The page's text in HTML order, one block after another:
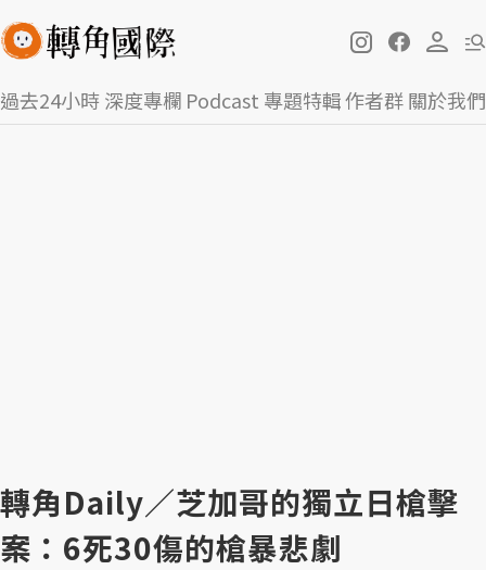
過去24小時深度專欄 Podcast 專題特輯作者群關於我們
轉角Daily／芝加哥的獨立日槍擊
案：6死30傷的槍暴悲劇